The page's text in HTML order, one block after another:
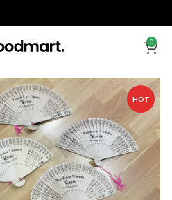
0
HOT